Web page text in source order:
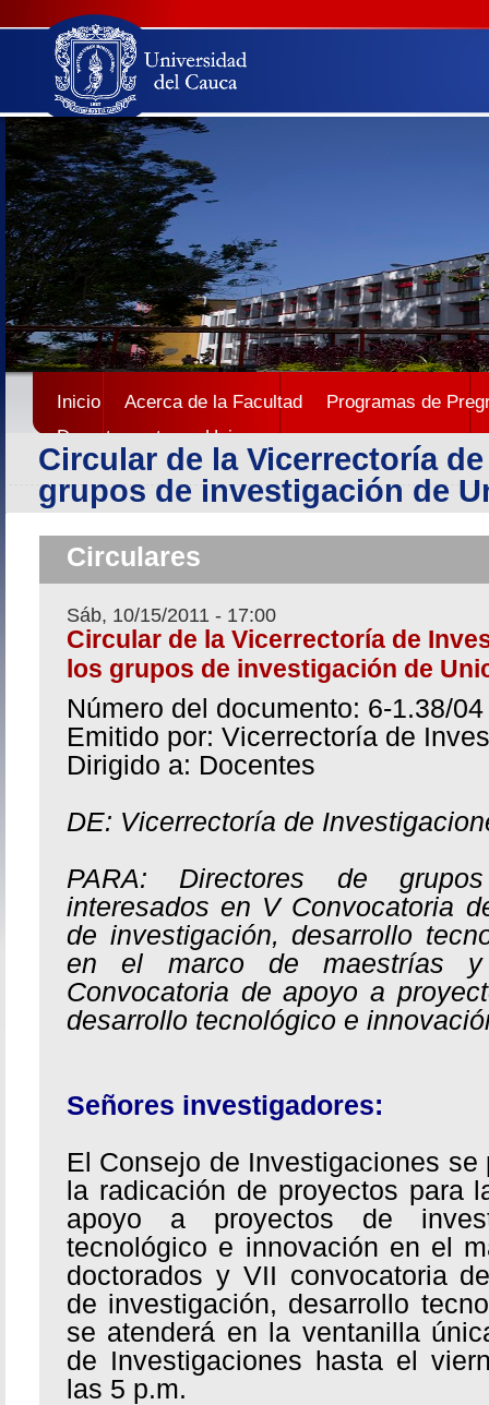
Inicio Acerca de la Facultad
Programas de
Departamentos
Unicauca
Circular de la Vicerrectoría
grupos de investigación de
Circulares
Sáb, 10/15/2011 - 17:00
Circular de la Vicerrectoría de
los grupos de investigación de
Número del documento: 6-1.38/04
Emitido por: Vicerrectoría de
Dirigido a: Docentes
DE: Vicerrectoría de
PARA: Directores de
interesados en V Convocatoria
de investigación, desarrollo
en el marco de maestrías
Convocatoria de apoyo a
desarrollo tecnológico e
Señores investigadores:
El Consejo de Investigaciones se
la radicación de proyectos para
apoyo a proyectos de
tecnológico e innovación en el
doctorados y VII convocatoria
de investigación, desarrollo
se atenderá en la ventanilla
de Investigaciones hasta el
las 5 p.m.